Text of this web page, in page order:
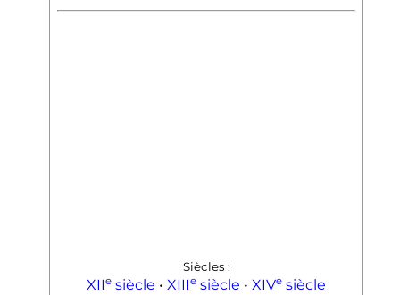
Siècles :
XIIe siècle •XIIIe siècle •XIVe siècle